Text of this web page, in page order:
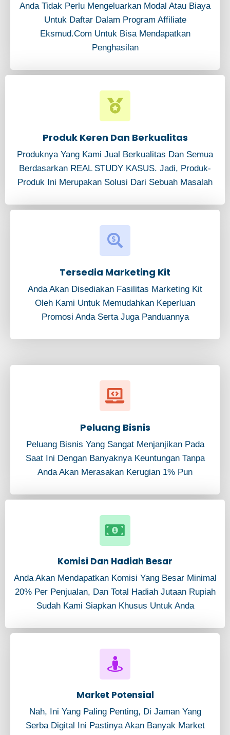
Anda Tidak Perlu Mengeluarkan Modal Atau Biaya
Untuk Daftar Dalam Program Affiliate
Eksmud.com Untuk Bisa Mendapatkan
Penghasilan
Produk Keren Dan Berkualitas
Produknya Yang Kami Jual Berkualitas Dan Semua
Berdasarkan REAL STUDY KASUS. Jadi, Produk-
Produk Ini Merupakan Solusi Dari Sebuah Masalah
Tersedia Marketing Kit
Anda Akan Disediakan Fasilitas Marketing Kit
Oleh Kami Untuk Memudahkan Keperluan
Promosi Anda Serta Juga Panduannya
Peluang Bisnis
Peluang Bisnis Yang Sangat Menjanjikan Pada
Saat Ini Dengan Banyaknya Keuntungan Tanpa
Anda Akan Merasakan Kerugian 1% Pun
Komisi Dan Hadiah Besar
Anda Akan Mendapatkan Komisi Yang Besar Minimal
20% Per Penjualan, Dan Total Hadiah Jutaan Rupiah
Sudah Kami Siapkan Khusus Untuk Anda
Market Potensial
Nah, Ini Yang Paling Penting, Di Jaman Yang
Serba Digital Ini Pastinya Akan Banyak Market